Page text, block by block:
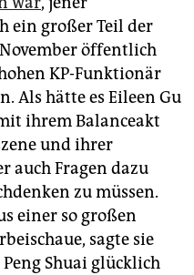
ein großer Teil der
öffentlich
KP-Funktionär
Als hätte es Eileen Gu
ihrem Balanceakt
und ihrer
auch Fragen dazu
zu müssen.
einer so großen
sagte sie
Shuai glücklich